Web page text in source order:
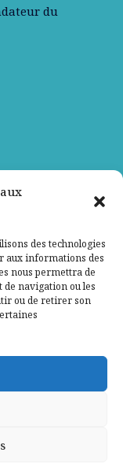
des technologies
aux informations des
nous permettra de
navigation ou les
ou de retirer son
du